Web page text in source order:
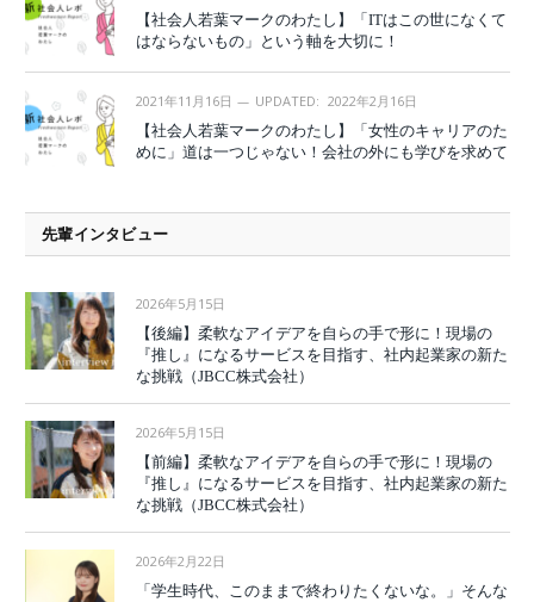
【社会人若葉マークのわたし】「ITはこの世になくて
はならないもの」という軸を大切に！
2021年11月16日 UPDATED: 2022年2月16日
【社会人若葉マークのわたし】「女性のキャリアのた
めに」道は一つじゃない！会社の外にも学びを求めて
先輩インタビュー
2026年5月15日
【後編】柔軟なアイデアを自らの手で形に！現場の
『推し』になるサービスを目指す、社内起業家の新た
な挑戦（JBCC株式会社）
2026年5月15日
【前編】柔軟なアイデアを自らの手で形に！現場の
『推し』になるサービスを目指す、社内起業家の新た
な挑戦（JBCC株式会社）
2026年2月22日
「学生時代、このままで終わりたくないな。」そんな